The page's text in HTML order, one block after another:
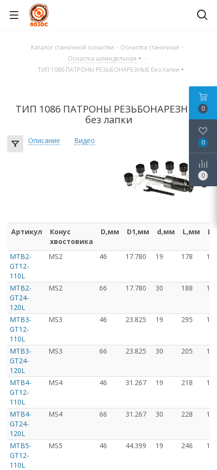
Каталог станочной оснастки - Оснастка станочная -
Оснастка шпиндельная
-
ТИП 1086 ПАТРОНЫ РЕЗЬБОНАРЕЗНЫЕ без лапки
ТИП 1086 ПАТРОНЫ РЕЗЬБОНАРЕЗНЫЕ
без лапки
Описание Видео
Артикул
Конус
хвостовика
D,мм D1,мм d,мм L,мм
MTB2-
GT12-
110L
MS2 46 17.780 19 178
MTB2-
GT24-
120L
MS2 66 17.780 30 188
MTB3-
GT12-
110L
MS3 46 23.825 19 295
MTB3-
GT24-
120L
MS3 66 23.825 30 205
MTB4-
GT12-
110L
MS4 46 31.267 19 218
MTB4-
GT24-
120L
MS4 66 31.267 30 228
MTB5-
GT12-
110L
MS5 46 44.399 19 246
0
0
0